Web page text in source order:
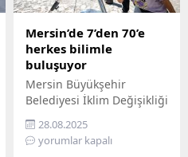
Mersin’de 7’den 70’e
herkes bilimle
buluşuyor
Mersin Büyükşehir
Belediyesi İklim Değişikliği
ve Sıfır Atık Dairesi
Başkanlığı, Mercan 100.
Yıl İklim ve Çevre Bilim
28.08.2025
yorumlar kapalı